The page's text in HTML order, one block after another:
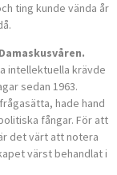
ting kunde vända år
intellektuella krävde
sedan 1963.
hade hand
fångar. För att
det värt att notera
värst behandlat i